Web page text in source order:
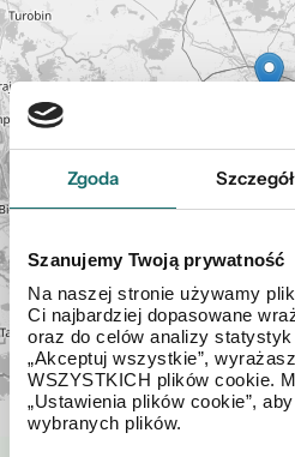
Zgoda
Szanujemy Twoją prywatność
Na naszej stronie używamy
Ci najbardziej dopasowane
oraz do celów analizy
„Akceptuj wszystkie”,
WSZYSTKICH plików cookie.
„Ustawienia plików cookie”,
wybranych plików.